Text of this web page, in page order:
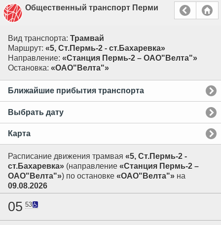
Общественный транспорт Перми
Вид транспорта: Трамвай
Маршрут: «5, Ст.Пермь-2 - ст.Бахаревка»
Направление: «Станция Пермь-2 – ОАО"Велта"»
Остановка: «ОАО"Велта"»
Ближайшие прибытия транспорта
Выбрать дату
Карта
Расписание движения трамвая «5, Ст.Пермь-2 -
ст.Бахаревка» (направление «Станция Пермь-2 –
ОАО"Велта"») по остановке «ОАО"Велта"» на
09.08.2026
05 53